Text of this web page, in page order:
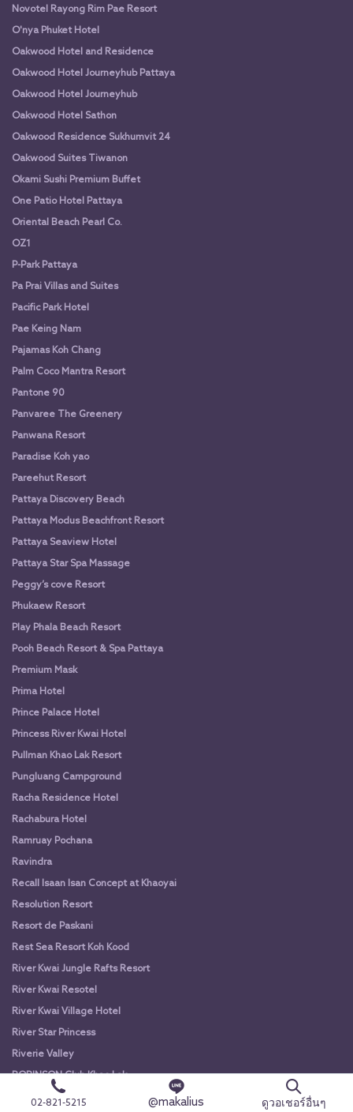
Novotel Rayong Rim Pae Resort
O'nya Phuket Hotel
Oakwood Hotel and Residence
Oakwood Hotel Journeyhub Pattaya
Oakwood Hotel Journeyhub
Oakwood Hotel Sathon
Oakwood Residence Sukhumvit 24
Oakwood Suites Tiwanon
Okami Sushi Premium Buffet
One Patio Hotel Pattaya
Oriental Beach Pearl Co.
OZ1
P-Park Pattaya
Pa Prai Villas and Suites
Pacific Park Hotel
Pae Keing Nam
Pajamas Koh Chang
Palm Coco Mantra Resort
Pantone 90
Panvaree The Greenery
Panwana Resort
Paradise Koh yao
Pareehut Resort
Pattaya Discovery Beach
Pattaya Modus Beachfront Resort
Pattaya Seaview Hotel
Pattaya Star Spa Massage
Peggy’s cove Resort
Phukaew Resort
Play Phala Beach Resort
Pooh Beach Resort & Spa Pattaya
Premium Mask
Prima Hotel
Prince Palace Hotel
Princess River Kwai Hotel
Pullman Khao Lak Resort
Pungluang Campground
Racha Residence Hotel
Rachabura Hotel
Ramruay Pochana
Ravindra
Recall Isaan Isan Concept at Khaoyai
Resolution Resort
Resort de Paskani
Rest Sea Resort Koh Kood
River Kwai Jungle Rafts Resort
River Kwai Resotel
River Kwai Village Hotel
River Star Princess
Riverie Valley
ROBINSON Club Khao Lak
Rocky Point Resort
02-821-5215 @makalius ดูวอเชอร์อื่นๆ